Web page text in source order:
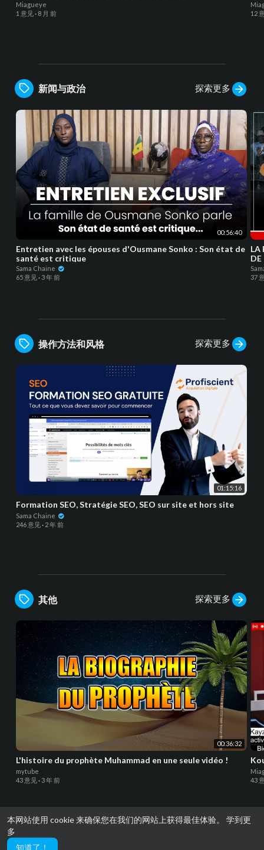
本网站使用 cookie 来确保您在我们的网站上获得最佳体验。 学到更
多
知道了！
Miagueye
1 意见· 8 月 前
12
新闻与政治 探索更多
00:56:40
Entretien avec les épouses d'Ousmane Sonko : Son état de
santé est critique
Sama Chaine
65 意见· 3 年 前
LA
37
操作方法和风格 探索更多
01:15:16
Formation SEO, Stratégie SEO, SEO sur site et hors site
Sama Chaine
246 意见· 2 年 前
其他 探索更多
00:36:32
L'histoire du prophète Muhammad en une seule vidéo !
mytube
43 意见· 3 年 前
43